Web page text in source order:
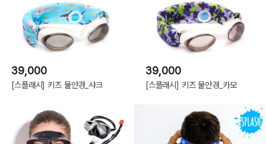
39,000
[스플래시] 키즈 물안경_샤크
39,000
[스플래시] 키즈 물안경_카모